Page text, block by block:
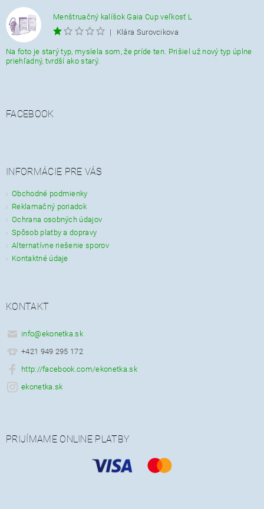
Menštruačný kalíšok Gaia Cup veľkosť L
|
Klára Surovcikova
Na foto je starý typ, myslela som, že príde ten. Prišiel už nový typ úplne
priehľadný, tvrdší ako starý.
FACEBOOK
INFORMÁCIE PRE VÁS
Obchodné podmienky
Reklamačný poriadok
Ochrana osobných údajov
Spôsob platby a dopravy
Alternatívne riešenie sporov
Kontaktné údaje
KONTAKT
info@ekonetka.sk
+421 949 295 172
http://facebook.com/ekonetka.sk
ekonetka.sk
PRIJÍMAME ONLINE PLATBY